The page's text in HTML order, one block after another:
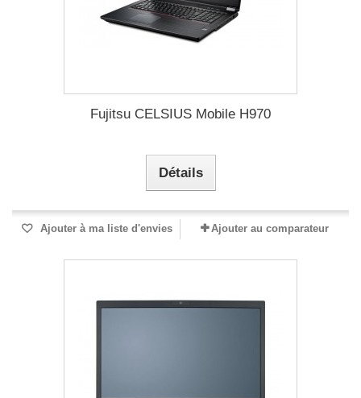
Fujitsu CELSIUS Mobile H970
Détails
Ajouter à ma liste d'envies Ajouter au comparateur